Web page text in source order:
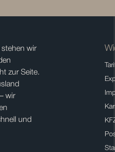
stehen wir
zur Seite.
wir
und